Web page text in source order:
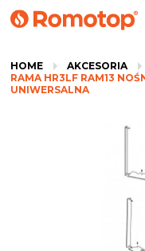
HOME
AKCESORIA
RAMA HR3LF RAM13
UNIWERSALNA